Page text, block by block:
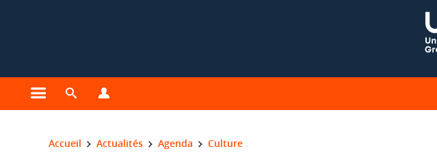
Ouvrir le menu principal
Ouvrir le moteur de recherche
Vous êtes ici :
Accueil Actualités Agenda Culture